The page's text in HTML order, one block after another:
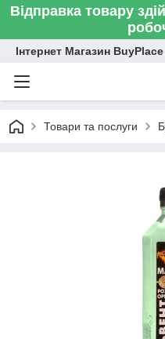
Відправка товару
Інтернет Магазин BuyPlace
Товари та послуги